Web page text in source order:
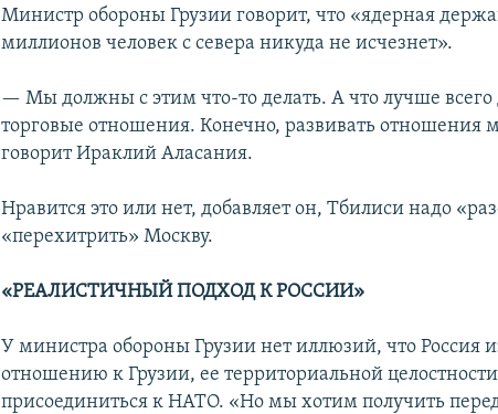
Министр обороны Грузии говорит, что «ядерная
миллионов человек с севера никуда не исчезнет».
— Мы должны с этим что-то делать. А что лучше всего
торговые отношения. Конечно, развивать
говорит Ираклий Аласания.
Нравится это или нет, добавляет он, Тбилиси надо
«перехитрить» Москву.
«РЕАЛИСТИЧНЫЙ ПОДХОД К РОССИИ»
У министра обороны Грузии нет иллюзий, что Россия
отношению к Грузии, ее территориальной
присоединиться к НАТО. «Но мы хотим получить